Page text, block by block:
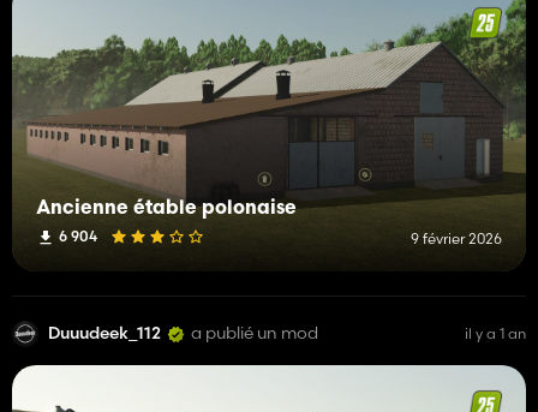
Ancienne étable polonaise
6 904 9 février 2026
Duuudeek_112 a publié un mod il y a 1 an